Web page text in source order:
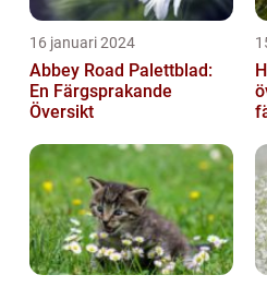
16 januari 2024
Abbey Road Palettblad:
En Färgsprakande
Översikt